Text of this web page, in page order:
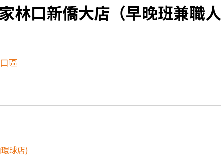
林口新僑大店（早晚班兼職人
區
球店)